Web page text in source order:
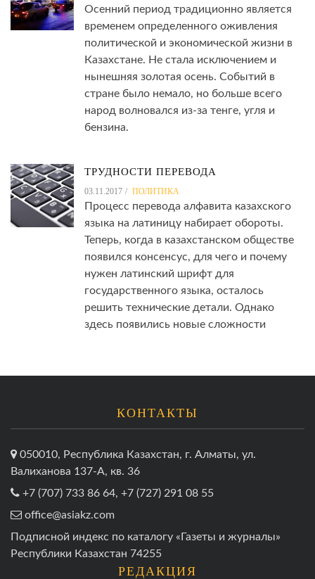
Осенний период традиционно является
временем определенного оживления
политической и экономической жизни в
Казахстане. Не стала исключением и
нынешняя золотая осень. Событий в
стране было немало, но больше всего
народ волновался из-за тенге, угля и
бензина.
ТРУДНОСТИ ПЕРЕВОДА
03.11.2017 ПОЛИТИКА
Процесс перевода алфавита казахского
языка на латиницу набирает обороты.
Теперь, когда в казахстанском обществе
появился консенсус, для чего и почему
нужен латинский шрифт для
государственного языка, осталось
решить технические детали. Однако
здесь появились новые сложности
КОНТАКТЫ
050010, Республика Казахстан, г. Алматы, ул.
Валиханова 137-А, кв. 36
+7 (707) 733 86 64, +7 (727) 291 08 55
office@asiakz.com
Подписной индекс по каталогу «Газеты и журналы»
Республики Казахстан 74255
РЕДАКЦИЯ